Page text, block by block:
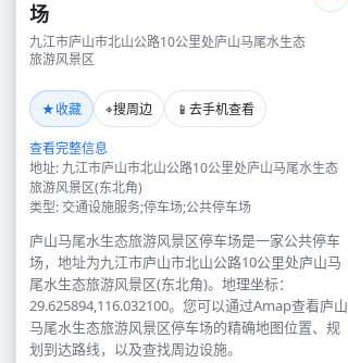
场
九江市庐山市北山公路10公里处庐山马尾水生态
旅游风景区
★收藏 ⌖搜周边 📱 去手机查看
查看完整信息
地址: 九江市庐山市北山公路10公里处庐山马尾水生态
旅游风景区(东北角)
类型: 交通设施服务;停车场;公共停车场
庐山马尾水生态旅游风景区停车场是一家公共停车
场，地址为九江市庐山市北山公路10公里处庐山马
尾水生态旅游风景区(东北角)。地理坐标：
29.625894,116.032100。您可以通过Amap查看庐山
马尾水生态旅游风景区停车场的精确地图位置、规
划到达路线，以及查找周边设施。